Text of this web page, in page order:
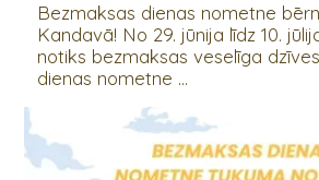
Bezmaksas dienas nometne
Kandavā! No 29. jūnija līdz 10.
notiks bezmaksas veselīga
dienas nometne ...